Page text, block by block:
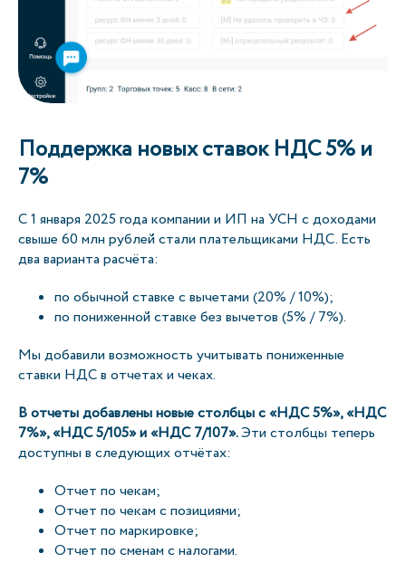
Поддержка новых ставок НДС 5% и
7%
С 1 января 2025 года компании и ИП на УСН с доходами
свыше 60 млн рублей стали плательщиками НДС. Есть
два варианта расчёта:
по обычной ставке с вычетами (20% / 10%);
по пониженной ставке без вычетов (5% / 7%).
Мы добавили возможность учитывать пониженные
ставки НДС в отчетах и чеках.
В отчеты добавлены новые столбцы с «НДС 5%», «НДС
7%», «НДС 5/105» и «НДС 7/107».Эти столбцы теперь
доступны в следующих отчётах:
Отчет по чекам;
Отчет по чекам с позициями;
Отчет по маркировке;
Отчет по сменам с налогами.